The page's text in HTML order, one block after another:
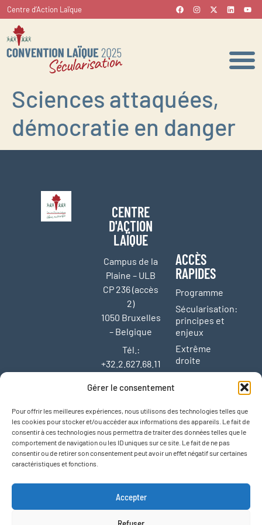
Gérer le consentement
Pour offrir les meilleures expériences, nous utilisons des technologies telles que
les cookies pour stocker et/ou accéder aux informations des appareils. Le fait de
consentir à ces technologies nous permettra de traiter des données telles que le
comportement de navigation ou les ID uniques sur ce site. Le fait de ne pas
consentir ou de retirer son consentement peut avoir un effet négatif sur certaines
caractéristiques et fonctions.
Accepter
Centre d’Action Laïque
Sciences attaquées,
démocratie en danger
CENTRE
D'ACTION
LAÏQUE
Campus de la
Plaine – ULB
CP 236 (accès
2)
1050 Bruxelles
– Belgique
Tél.:
+32.2.627.68.11
+32.2.627.68.01
E-mail:
cal@laicite.net
TVA: BE
0409.110.069
ACCÈS
RAPIDES
Programme
Sécularisation:
principes et
enjeux
Extrême
droite
Liberté
d’expression,
liberté
artistique,